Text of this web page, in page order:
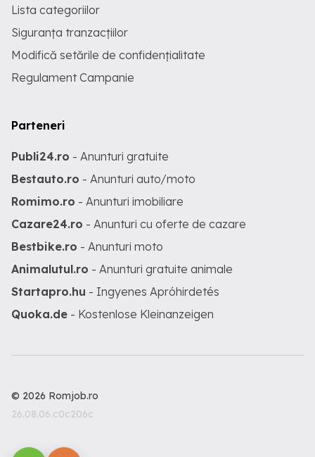
Lista categoriilor
Siguranța tranzacțiilor
Modifică setările de confidențialitate
Regulament Campanie
Parteneri
Publi24.ro - Anunturi gratuite
Bestauto.ro - Anunturi auto/moto
Romimo.ro - Anunturi imobiliare
Cazare24.ro - Anunturi cu oferte de cazare
Bestbike.ro - Anunturi moto
Animalutul.ro - Anunturi gratuite animale
Startapro.hu - Ingyenes Apróhirdetés
Quoka.de - Kostenlose Kleinanzeigen
© 2026 Romjob.ro
26.08.06.c0c206c